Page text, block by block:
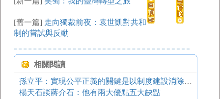
[舊一篇] 走向獨裁前夜：袁世凱對共和
制的嘗試與反動
相關閱讀
孫立平：實現公平正義的關鍵是以制度建設消除不公正
楊天石談蔣介石：他有兩大優點五大缺點